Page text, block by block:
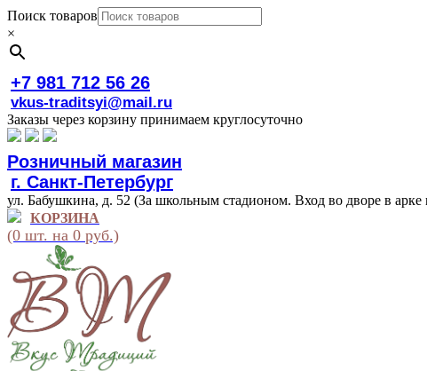
Поиск товаров
×
+7 981 712 56 26
vkus-traditsyi@mail.ru
Заказы через корзину принимаем круглосуточно
Розничный магазин
г. Санкт-Петербург
ул. Бабушкина, д. 52 (За школьным стадионом. Вход во дворе в
КОРЗИНА
(0 шт. на 0 руб.)